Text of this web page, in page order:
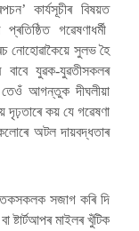
কাৰ্যসূচীৰ বিষয়ত
গৱেষণাধৰ্মী
নোহোৱাকৈয়ে সুলভ হৈ
যুৱক-যুৱতীসকলৰ
আগন্তুক দীঘলীয়া
দৃঢ়তাৰে কয় যে গৱেষণা
অটল দায়বদ্ধতাৰ
সজাগ কৰি দি
ষ্টাৰ্টআপৰ মাইলৰ খুঁটিক